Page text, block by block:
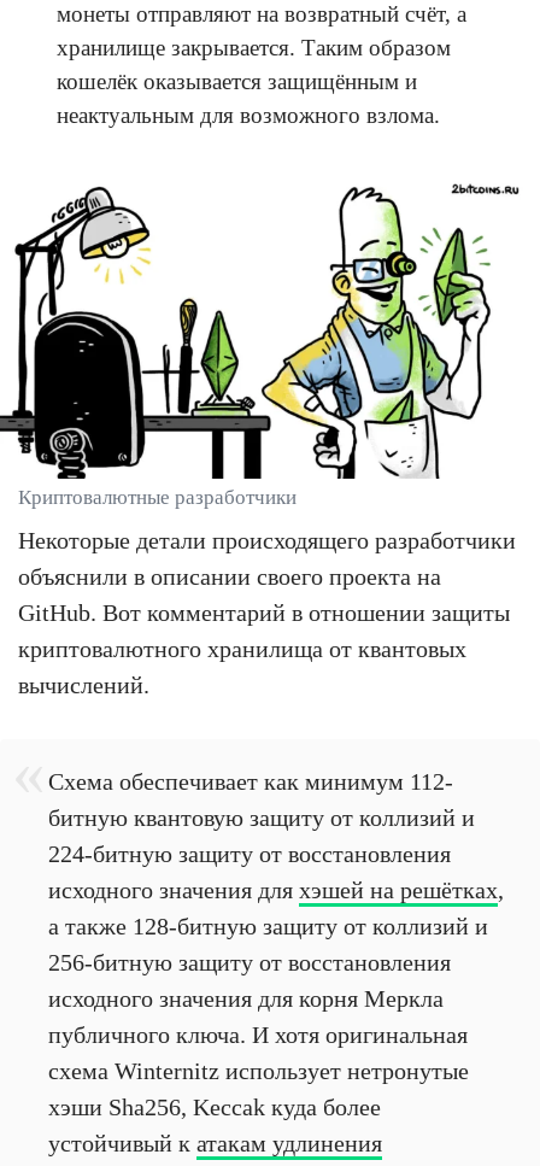
монеты отправляют на возвратный счёт, а
хранилище закрывается. Таким образом
кошелёк оказывается защищённым и
неактуальным для возможного взлома.
Криптовалютные разработчики
Некоторые детали происходящего разработчики
объяснили в описании своего проекта на
GitHub. Вот комментарий в отношении защиты
криптовалютного хранилища от квантовых
вычислений.
Схема обеспечивает как минимум 112-
битную квантовую защиту от коллизий и
224-битную защиту от восстановления
исходного значения для хэшей на решётках,
а также 128-битную защиту от коллизий и
256-битную защиту от восстановления
исходного значения для корня Меркла
публичного ключа. И хотя оригинальная
схема Winternitz использует нетронутые
хэши Sha256, Keccak куда более
устойчивый к атакам удлинения